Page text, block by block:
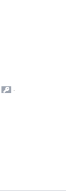
-